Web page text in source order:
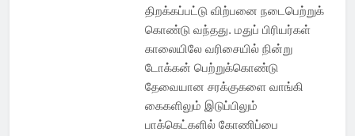
திறக்கப்பட்டு விற்பனை நடைபெற்றுக்
கொண்டு வந்தது. மதுப் பிரியர்கள்
காலையிலே வரிசையில் நின்று
டோக்கன் பெற்றுக்கொண்டு
தேவையான சரக்குகளை வாங்கி
கைகளிலும் இடுப்பிலும்
பாக்கெட்களில் கோணிப்பை